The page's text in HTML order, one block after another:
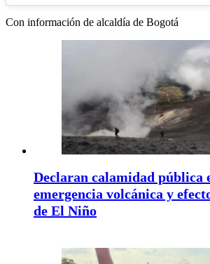
Con información de alcaldía de Bogotá
Declaran calamidad pública
emergencia volcánica y
de El Niño